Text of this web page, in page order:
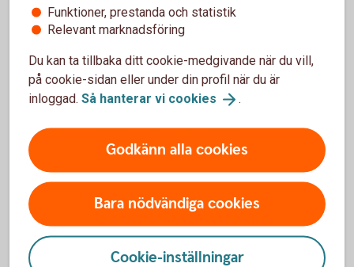
Direkt kontakt med våra specialister på försäkring.
Ring 0660-29 45 30 (val 2)
Försäkringar
Fritidshusförsäkring
Funktioner, prestanda och statistik
Relevant marknadsföring
Du kan ta tillbaka ditt cookie-medgivande när du vill,
på cookie-sidan eller under din profil när du är
inloggad. Så hanterar vi cookies .
Godkänn alla cookies
Bara nödvändiga cookies
Cookie-inställningar